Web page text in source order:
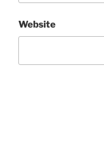
Website